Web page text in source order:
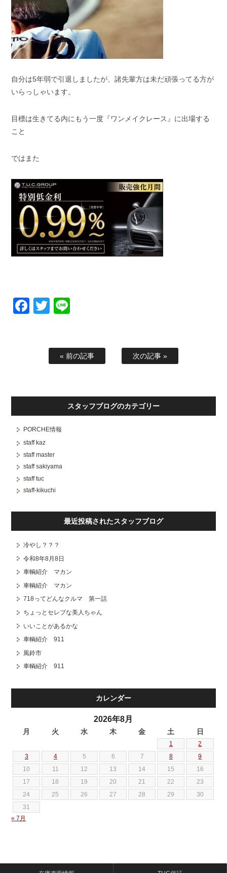
自分は5年弱で引退しましたが、諸先輩方は未だ頑張ってる方が
いらっしゃいます。
目標は生きてる内にもう一度『ワンメイクレース』に出場する
こと
ではまた
Facebook
Twitter
« 前の記事 次の記事 »
スタッフブログのカテゴリー
PORCHE情報
staff kaz
staff master
staff sakiyama
staff tuc
staff-kikuchi
最近投稿されたスタッフブログ
冷やし？？？
令和8年8月8日
車輌紹介 マカン
車輌紹介 マカン
718ってどんなクルマ 第一話
ちょっとセレブな美人ちゃん
いいことがあるかな
車輌紹介 911
風鈴市
車輌紹介 911
カレンダー
2026年8月
月 火 水 木 金 土 日
1
2
3
4 5 6 7 8
9
10
11 12 13 14 15
16
17
18 19 20 21 22
23
24
25 26 27 28 29
30
31
« 7月